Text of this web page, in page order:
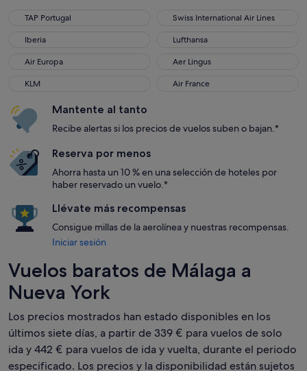
TAP Portugal
TAP Portugal Swiss International Air Lines
Swiss International Air Lines
Iberia
Iberia Lufthansa
Lufthansa
Air Europa
Air Europa Aer Lingus
Aer Lingus
KLM
KLM Air France
Air France
Mantente al tanto
Recibe alertas si los precios de vuelos suben o bajan.*
Reserva por menos
Ahorra hasta un 10 % en una selección de hoteles por
haber reservado un vuelo.*
Llévate más recompensas
Consigue millas de la aerolínea y nuestras recompensas.
Iniciar sesión
Vuelos baratos de Málaga a
Nueva York
Los precios mostrados han estado disponibles en los
últimos siete días, a partir de 339 € para vuelos de solo
ida y 442 € para vuelos de ida y vuelta, durante el periodo
especificado. Los precios y la disponibilidad están sujetos